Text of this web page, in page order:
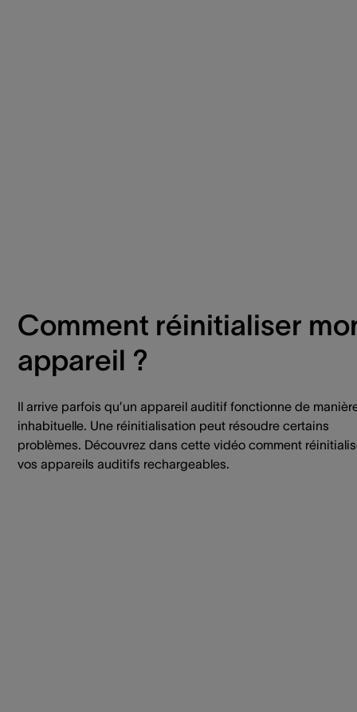
Comment réinitialiser
appareil ?
Il arrive parfois qu’un appareil auditif fonctionne de
inhabituelle. Une réinitialisation peut résoudre certains
problèmes. Découvrez dans cette vidéo comment
vos appareils auditifs rechargeables.